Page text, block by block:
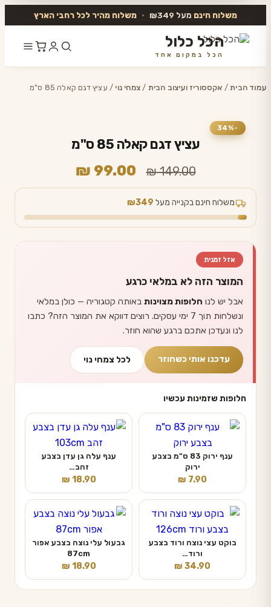
משלוח חינם מעל ₪349 • משלוח מהיר לכל רחבי הארץ
הכל כלול
הכל במקום אחד
לתוכן
עמוד הבית/ אקססוריז ועיצוב הבית /צמחי נוי / עציץ דגם קאלה 85 ס"מ
-34%
עציץ דגם קאלה 85 ס"מ
₪149.00
המחיר
המקורי
היה:
₪ 149.00.
₪ 99.00
הנוכחי
₪ 99.00.
משלוח חינם בקנייה מעל ₪349
אזל זמנית
המוצר הזה לא במלאי כרגע
אבל יש לנו חלופות מצוינות באותה קטגוריה — כולן במלאי
ונשלחות תוך 7 ימי עסקים. רוצים דווקא את המוצר הזה? כתבו
לנו ונעדכן אתכם ברגע שהוא חוזר.
עדכנו אותי כשחוזר לכל צמחי נוי
חלופות שזמינות עכשיו
ענף ירוק 83 ס"מ בצבע
ירוק
₪ 7.90
ענף עלה גן עדן בצבע
זהב…
₪ 18.90
בוקט עצי נוצה ורוד בצבע
ורוד…
₪ 34.90
גבעול עלי נוצה בצבע אפור
87cm
₪ 18.90